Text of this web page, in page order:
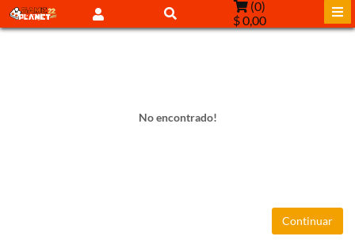
(0)
$ 0,00
No encontrado!
Continuar